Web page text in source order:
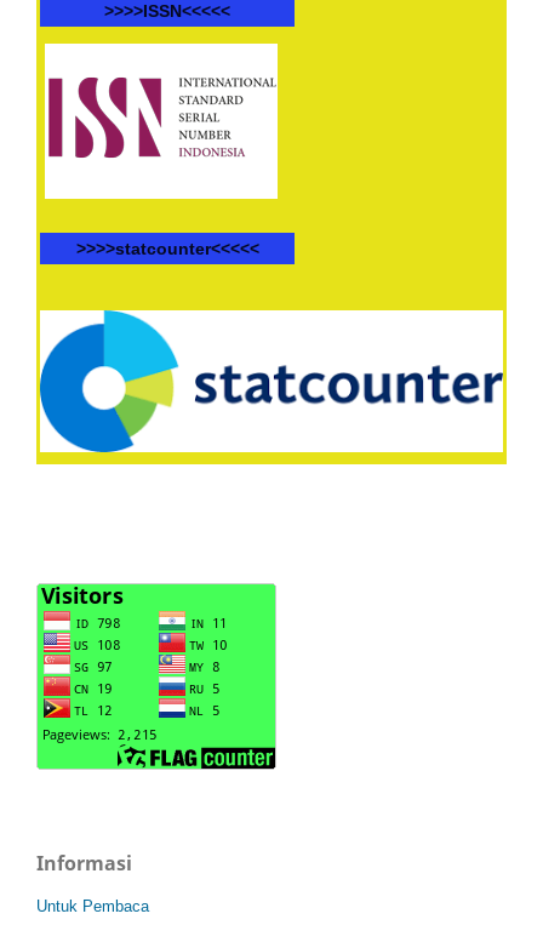
>>>>ISSN<<<<<
>>>>statcounter<<<<<
Informasi
Untuk Pembaca